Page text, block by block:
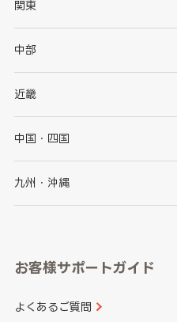
北海道
岩手県
秋田県
関東
茨城県
群馬県
千葉県
神奈川県
中部
新潟県
石川県
山梨県
愛知県
近畿
大阪府
京都府
和歌山県
中国・四国
鳥取県
山口県
香川県
九州・沖縄
長崎県
大分県
お客様サポートガイド
よくあるご質問